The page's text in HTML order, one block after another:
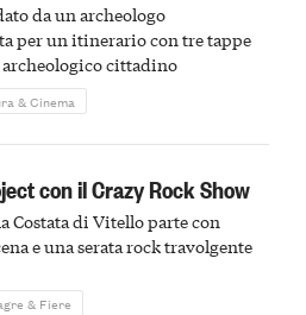
da un archeologo
per un itinerario con tre tappe
cittadino
& Cinema
con il Crazy Rock Show
Costata di Vitello parte con
e una serata rock travolgente
& Fiere